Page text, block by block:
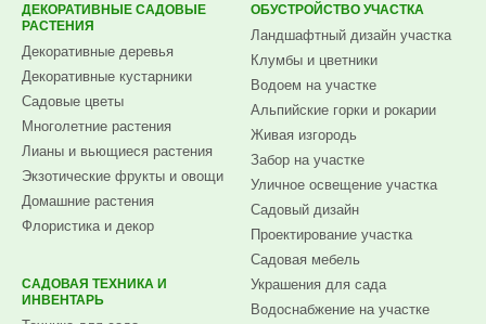
ДЕКОРАТИВНЫЕ САДОВЫЕ
РАСТЕНИЯ
Декоративные деревья
Декоративные кустарники
Садовые цветы
Многолетние растения
Лианы и вьющиеся растения
Экзотические фрукты и овощи
Домашние растения
Флористика и декор
САДОВАЯ ТЕХНИКА И
ИНВЕНТАРЬ
ОБУСТРОЙСТВО УЧАСТКА
Ландшафтный дизайн участка
Клумбы и цветники
Водоем на участке
Альпийские горки и рокарии
Живая изгородь
Забор на участке
Уличное освещение участка
Садовый дизайн
Проектирование участка
Садовая мебель
Украшения для сада
Водоснабжение на участке